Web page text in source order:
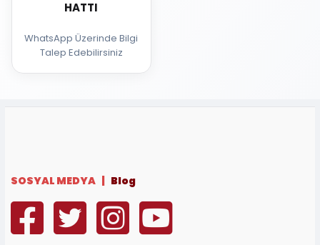
HATTI
WhatsApp Üzerinde Bilgi
Talep Edebilirsiniz
SOSYAL MEDYA | Blog